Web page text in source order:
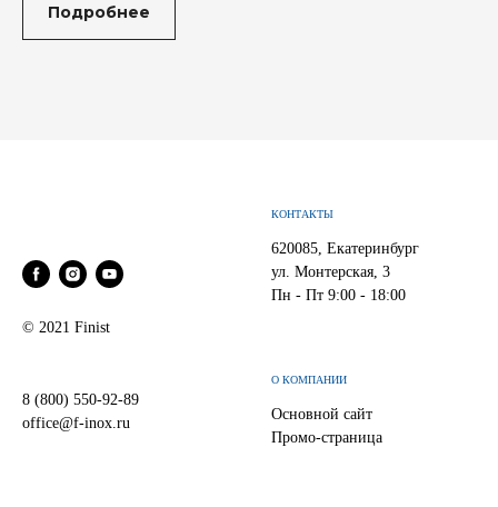
Подробнее
© 2021 Finist
КОНТАКТЫ
620085, Екатеринбург
ул. Монтерская, 3
Пн - Пт 9:00 - 18:00
8 (800) 550-92-89
office@f-inox.ru
О КОМПАНИИ
Основной сайт
Промо-страница